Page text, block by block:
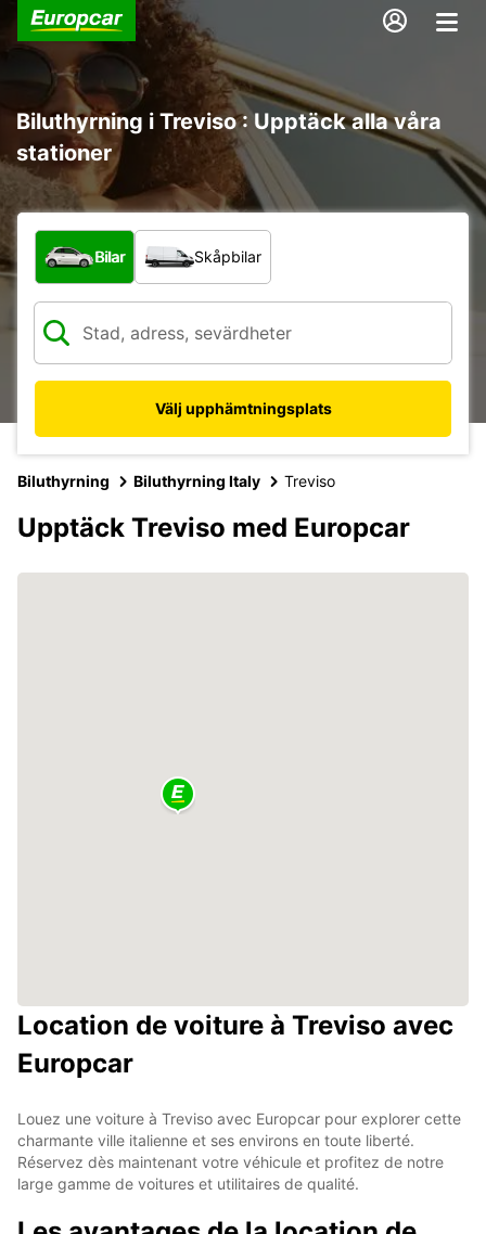
Biluthyrning i Treviso : Upptäck alla våra
stationer
Vilken typ av fordon?
Bilar Skåpbilar
Välj upphämtningsplats
Biluthyrning Biluthyrning Italy Treviso
Upptäck Treviso med Europcar
Location de voiture à Treviso avec
Europcar
Louez une voiture à Treviso avec Europcar pour explorer cette
charmante ville italienne et ses environs en toute liberté.
Réservez dès maintenant votre véhicule et profitez de notre
large gamme de voitures et utilitaires de qualité.